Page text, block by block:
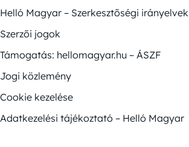
Helló Magyar – Szerkesztőségi irányelvek
Szerzői jogok
Támogatás: hellomagyar.hu – ÁSZF
Jogi közlemény
Cookie kezelése
Adatkezelési tájékoztató – Helló Magyar